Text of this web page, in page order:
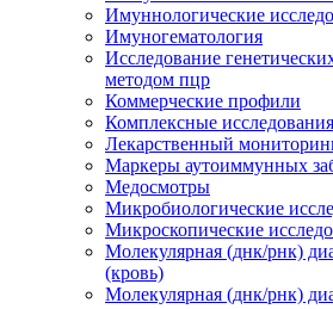
Имуннологические
Имуногематология
Исследование
методом пцр
Коммерческие профили
Комплексные
Лекарственный
Маркеры аутоиммунных
Медосмотры
Микробиологические
Микроскопические
Молекулярная (днк/рнк)
(кровь)
Молекулярная (днк/рнк)